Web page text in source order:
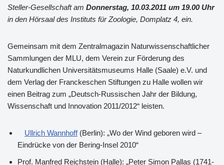
Steller-Gesellschaft am Donnerstag, 10.03.2011 um 19.00 Uhr
in den Hörsaal des Instituts für Zoologie, Domplatz 4, ein.
Gemeinsam mit dem Zentralmagazin Naturwissenschaftlicher
Sammlungen der MLU, dem Verein zur Förderung des
Naturkundlichen Universitätsmuseums Halle (Saale) e.V. und
dem Verlag der Franckeschen Stiftungen zu Halle wollen wir
einen Beitrag zum „Deutsch-Russischen Jahr der Bildung,
Wissenschaft und Innovation 2011/2012“ leisten.
Ullrich Wannhoff(Berlin): „Wo der Wind geboren wird –
Eindrücke von der Bering-Insel 2010“
Prof. Manfred Reichstein (Halle): „Peter Simon Pallas (1741-